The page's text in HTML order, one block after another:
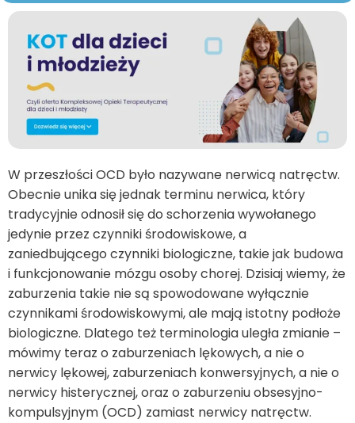
W przeszłości OCD było nazywane nerwicą natręctw.
Obecnie unika się jednak terminu nerwica, który
tradycyjnie odnosił się do schorzenia wywołanego
jedynie przez czynniki środowiskowe, a
zaniedbującego czynniki biologiczne, takie jak budowa
i funkcjonowanie mózgu osoby chorej. Dzisiaj wiemy, że
zaburzenia takie nie są spowodowane wyłącznie
czynnikami środowiskowymi, ale mają istotny podłoże
biologiczne. Dlatego też terminologia uległa zmianie –
mówimy teraz o zaburzeniach lękowych, a nie o
nerwicy lękowej, zaburzeniach konwersyjnych, a nie o
nerwicy histerycznej, oraz o zaburzeniu obsesyjno-
kompulsyjnym (OCD) zamiast nerwicy natręctw.